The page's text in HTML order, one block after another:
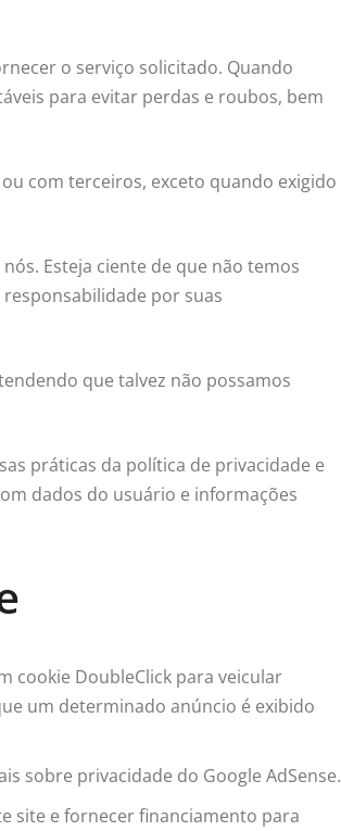
o serviço solicitado. Quando
para evitar perdas e roubos, bem
com terceiros, exceto quando exigido
Esteja ciente de que não temos
por suas
que talvez não possamos
práticas da política de privacidade e
dados do usuário e informações
cookie DoubleClick para veicular
um determinado anúncio é exibido
sobre privacidade do Google AdSense.
site e fornecer financiamento para